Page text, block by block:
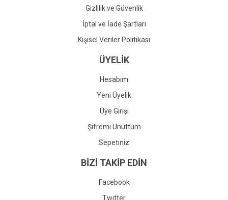
Gizlilik ve Güvenlik
İptal ve İade Şartları
Kişisel Veriler Politikası
ÜYELİK
Hesabım
Yeni Üyelik
Üye Girişi
Şifremi Unuttum
Sepetiniz
BİZİ TAKİP EDİN
Facebook
Twitter